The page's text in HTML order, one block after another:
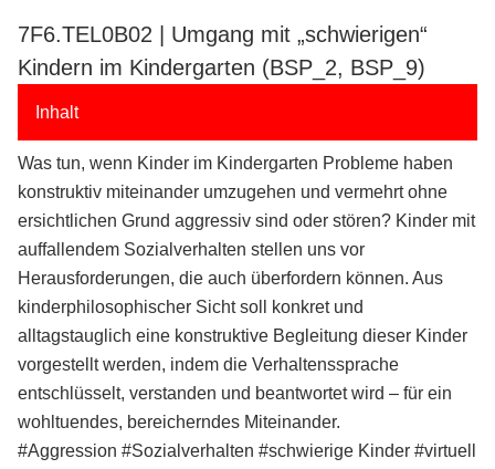
7F6.TEL0B02 | Umgang mit „schwierigen“
Kindern im Kindergarten (BSP_2, BSP_9)
Inhalt
Was tun, wenn Kinder im Kindergarten Probleme haben
konstruktiv miteinander umzugehen und vermehrt ohne
ersichtlichen Grund aggressiv sind oder stören? Kinder mit
auffallendem Sozialverhalten stellen uns vor
Herausforderungen, die auch überfordern können. Aus
kinderphilosophischer Sicht soll konkret und
alltagstauglich eine konstruktive Begleitung dieser Kinder
vorgestellt werden, indem die Verhaltenssprache
entschlüsselt, verstanden und beantwortet wird – für ein
wohltuendes, bereicherndes Miteinander.
#Aggression #Sozialverhalten #schwierige Kinder #virtuell